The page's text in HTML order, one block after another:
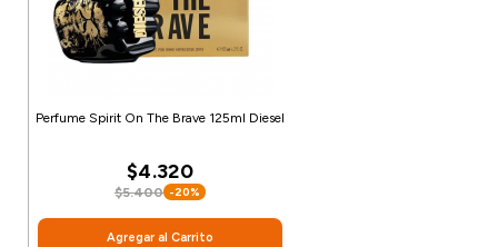
Perfume Spirit On The Brave 125ml Diesel
$4.320
$5.400 -20%
Agregar al Carrito